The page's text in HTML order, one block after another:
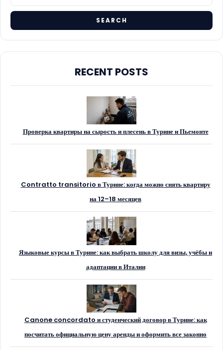
RECENT POSTS
Проверка квартиры на сырость и плесень в Турине и Пьемонте
Contratto transitorio в Турине: когда можно снять квартиру
на 12–18 месяцев
Языковые курсы в Турине: как выбрать школу для визы, учёбы и
адаптации в Италии
Canone concordato и студенческий договор в Турине: как
посчитать официальную цену аренды и оформить все законно